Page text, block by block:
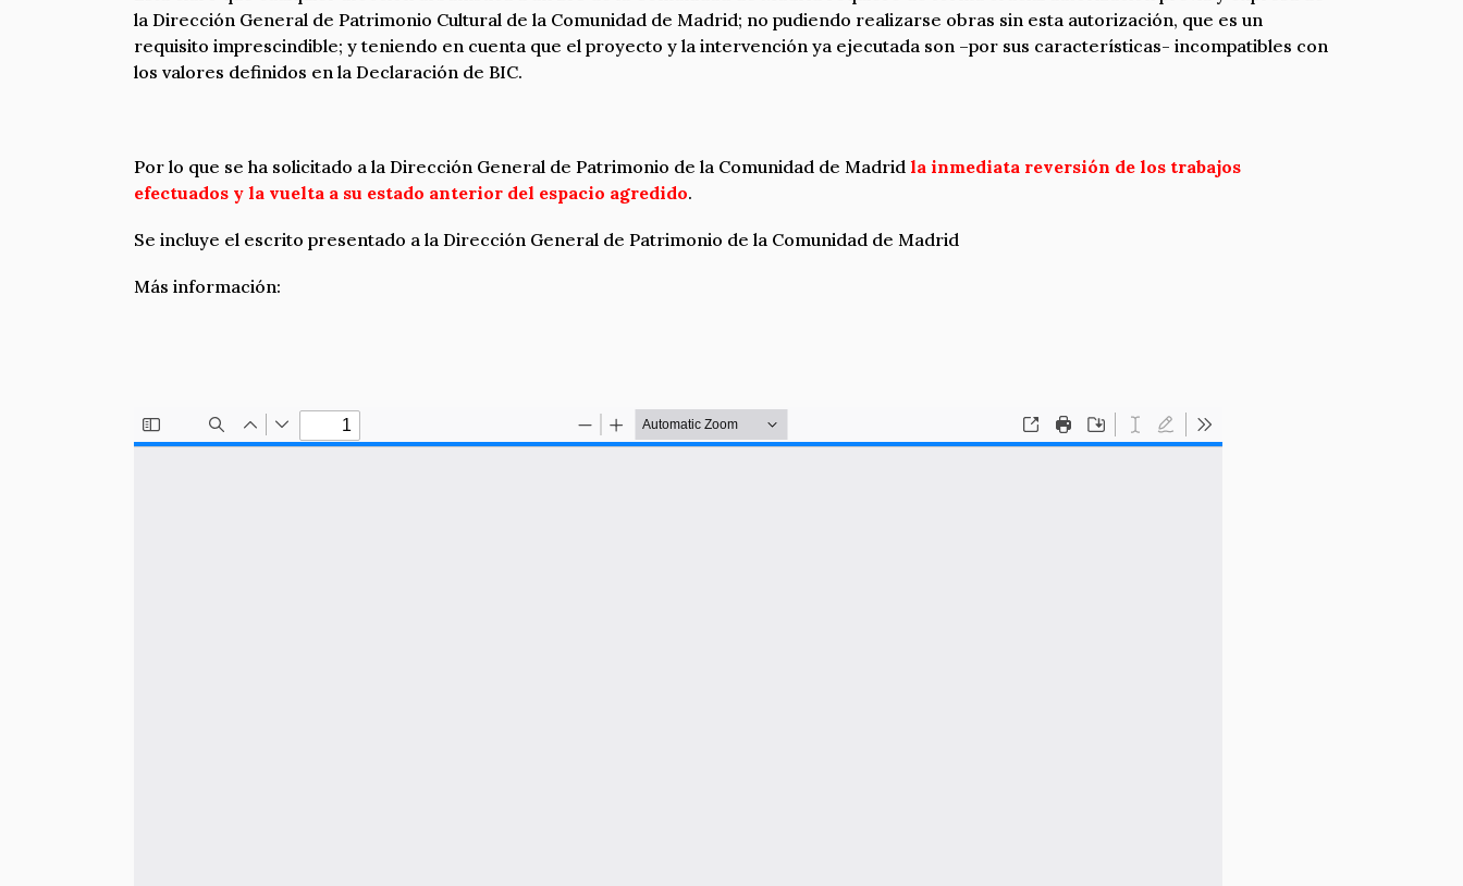
la Dirección General de Patrimonio Cultural de la Comunidad de Madrid; no pudiendo realizarse obras sin esta autorización, que es un
requisito imprescindible; y teniendo en cuenta que el proyecto y la intervención ya ejecutada son –por sus características- incompatibles con
los valores definidos en la Declaración de BIC.
Por lo que se ha solicitado a la Dirección General de Patrimonio de la Comunidad de Madrid la inmediata reversión de los trabajos
efectuados y la vuelta a su estado anterior del espacio agredido.
Se incluye el escrito presentado a la Dirección General de Patrimonio de la Comunidad de Madrid
Más información: